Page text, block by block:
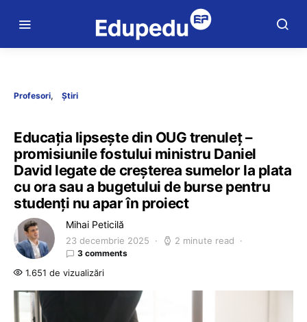
Profesori Știri
Educația lipsește din OUG trenuleț –
promisiunile fostului ministru Daniel
David legate de creșterea sumelor la plata
cu ora sau a bugetului de burse pentru
studenți nu apar în proiect
Mihai Peticilă
23 decembrie 2025 2 minute read
3 comments
1.651 de vizualizări